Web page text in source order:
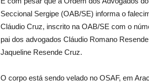
Seccional Sergipe (OAB/SE) informa o
Cláudio Cruz, inscrito na OAB/SE com o
pai dos advogados Cláudio Romano
Jaqueline Resende Cruz.
O corpo está sendo velado no OSAF, em